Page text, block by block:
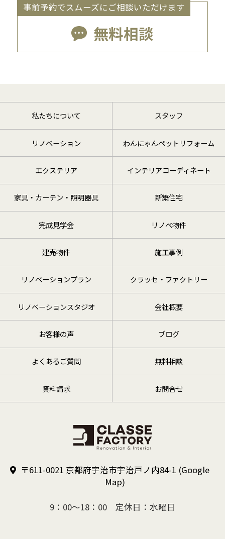
事前予約でスムーズにご相談いただけます
無料相談
私たちについて スタッフ
リノベーション わんにゃんペットリフォーム
エクステリア インテリアコーディネート
家具・カーテン・照明器具 新築住宅
完成見学会 リノベ物件
建売物件 施工事例
リノベーションプラン クラッセ・ファクトリー
リノベーションスタジオ 会社概要
お客様の声 ブログ
よくあるご質問 無料相談
資料請求 お問合せ
〒611-0021 京都府宇治市宇治戸ノ内84-1 (Google
Map)
9：00～18：00 定休日：水曜日